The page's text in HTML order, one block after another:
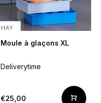
HAY
Moule à glaçons XL
Deliverytime
€25,00